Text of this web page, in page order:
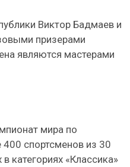
Виктор Бадмаев и
призерами
являются мастерами
мира по
спортсменов из 30
категориях «Классика»